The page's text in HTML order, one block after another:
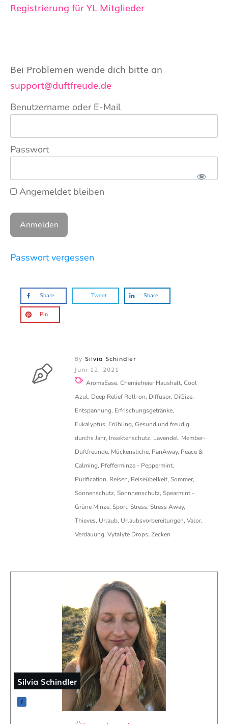
Registrierung für YL Mitglieder
Bei Problemen wende dich bitte an
support@duftfreude.de
Benutzername oder E-Mail
Passwort
Angemeldet bleiben
Passwort vergessen
Share Tweet Share
Pin
By Silvia Schindler
Juni 12, 2021
AromaEase, Chemiefreier Haushalt, Cool
Azul, Deep Relief Roll-on, Diffusor, DiGize,
Entspannung, Erfrischungsgetränke,
Eukalyptus, Frühling, Gesund und freudig
durchs Jahr, Insektenschutz, Lavendel, Member-
Duftfreunde, Mückenstiche, PanAway, Peace &
Calming, Pfefferminze - Peppermint,
Purification, Reisen, Reiseübelkeit, Sommer,
Sonnenschutz, Sonnnenschutz, Spearmint -
Grüne Minze, Sport, Stress, Stress Away,
Thieves, Urlaub, Urlaubsvorbereitungen, Valor,
Verdauung, Vytalyte Drops, Zecken
Silvia Schindler